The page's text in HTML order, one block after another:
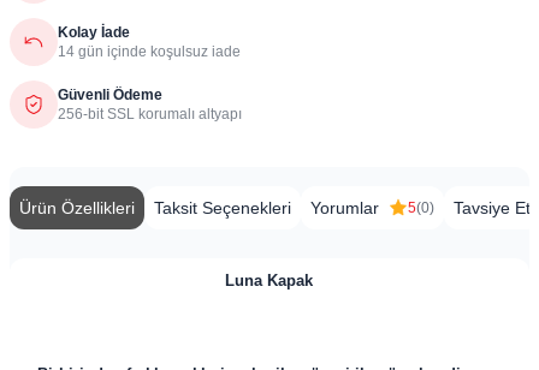
Kolay İade
14 gün içinde koşulsuz iade
Güvenli Ödeme
256-bit SSL korumalı altyapı
Ürün Özellikleri Taksit Seçenekleri Yorumlar 5(0) Tavsiye Et
Luna Kapak